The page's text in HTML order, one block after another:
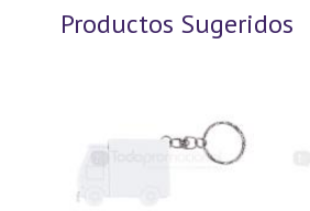
Productos Sugeridos